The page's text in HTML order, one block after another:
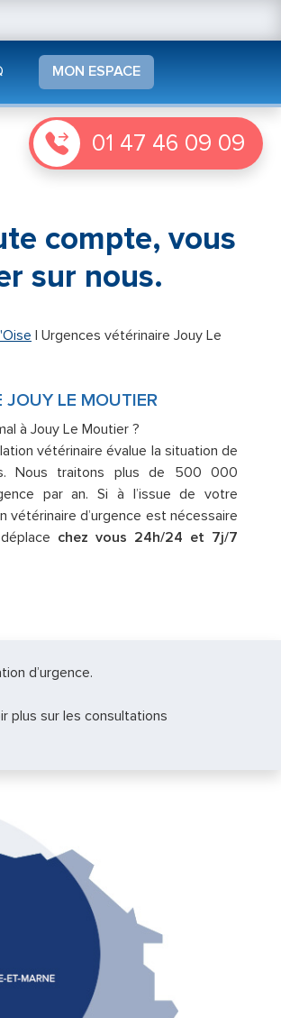
01 47 46 09 09
MON ESPACE
compte, vous
sur nous.
| Urgences vétérinaire Jouy Le
JOUY LE MOUTIER
à Jouy Le Moutier ?
vétérinaire évalue la situation de
Nous traitons plus de 500 000
par an. Si à l’issue de votre
vétérinaire d’urgence est nécessaire
chez vous 24h/24 et 7j/7
d’urgence.
plus sur les consultations